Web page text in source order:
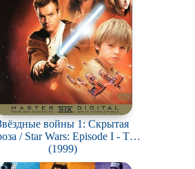
войны 1: Скрытая
/ Star Wars: Episode I - The
Phantom Menace
(1999)